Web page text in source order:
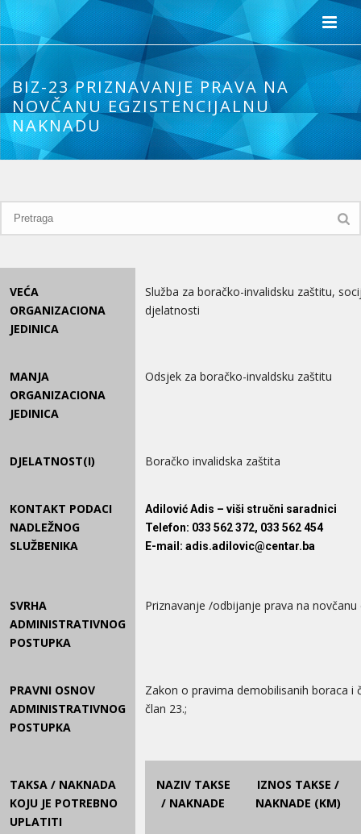
BIZ-23 PRIZNAVANJE PRAVA NA
NOVČANU EGZISTENCIJALNU
NAKNADU
VEĆA
ORGANIZACIONA
JEDINICA
Služba za boračko-invalidsku zaštitu,
djelatnosti
MANJA
ORGANIZACIONA
JEDINICA
Odsjek za boračko-invaldsku zaštitu
DJELATNOST(I) Boračko invalidska zaštita
KONTAKT PODACI
NADLEŽNOG
SLUŽBENIKA
Adilović Adis – viši stručni saradnici
Telefon: 033 562 372, 033 562 454
E-mail : adis.adilovic@centar.ba
SVRHA
ADMINISTRATIVNOG
POSTUPKA
Priznavanje /odbijanje prava na
PRAVNI OSNOV
ADMINISTRATIVNOG
POSTUPKA
Zakon o pravima demobilisanih boraca i
član 23.;
TAKSA / NAKNADA
KOJU JE POTREBNO
UPLATITI
NAZIV TAKSE
/ NAKNADE
IZNOS TAKSE /
NAKNADE (KM)